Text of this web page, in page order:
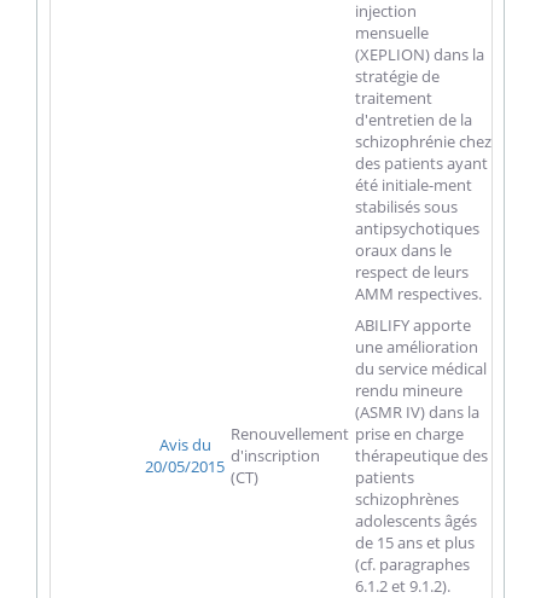
injection
mensuelle
(XEPLION) dans la
stratégie de
traitement
d'entretien de la
schizophrénie chez
des patients ayant
été initiale-ment
stabilisés sous
antipsychotiques
oraux dans le
respect de leurs
AMM respectives.
Avis du
20/05/2015
Renouvellement
d'inscription
(CT)
ABILIFY apporte
une amélioration
du service médical
rendu mineure
(ASMR IV) dans la
prise en charge
thérapeutique des
patients
schizophrènes
adolescents âgés
de 15 ans et plus
(cf. paragraphes
6.1.2 et 9.1.2).